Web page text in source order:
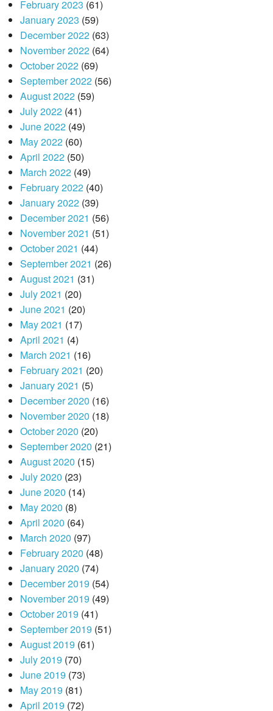
February 2023 (61)
January 2023 (59)
December 2022(63)
November 2022(64)
October 2022(69)
September 2022(56)
August 2022(59)
July 2022(41)
June 2022(49)
May 2022(60)
April 2022(50)
March 2022(49)
February 2022(40)
January 2022(39)
December 2021 (56)
November 2021 (51)
October 2021 (44)
September 2021 (26)
August 2021 (31)
July 2021 (20)
June 2021 (20)
May 2021 (17)
April 2021 (4)
March 2021 (16)
February 2021 (20)
January 2021 (5)
December 2020 (16)
November 2020 (18)
October 2020 (20)
September 2020 (21)
August 2020 (15)
July 2020 (23)
June 2020 (14)
May 2020 (8)
April 2020 (64)
March 2020 (97)
February 2020 (48)
January 2020 (74)
December 2019 (54)
November 2019 (49)
October 2019 (41)
September 2019 (51)
August 2019 (61)
July 2019 (70)
June 2019 (73)
May 2019 (81)
April 2019 (72)